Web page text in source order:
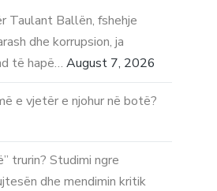
Taulant Ballën, fshehje
dhe korrupsion, ja
të hapë… August 7, 2026
e vjetër e njohur në botë?
trurin? Studimi ngre
dhe mendimin kritik